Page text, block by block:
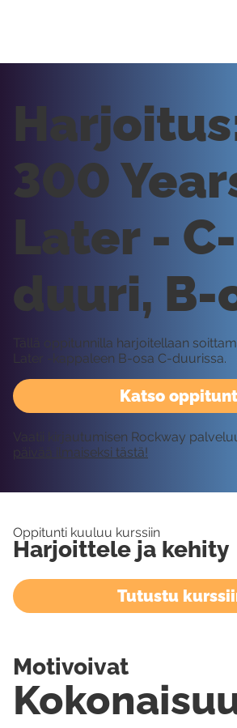
Katso
300
Later - C-
duuri, B-
Tällä oppitunnilla harjoitellaan
Later -kappaleen B-osa C-duurissa.
Vaatii kirjautumisen Rockway
päivää ilmaiseksi tästä!
Oppitunti kuuluu kurssiin
Harjoittele ja kehity
Tutustu
Motivoivat